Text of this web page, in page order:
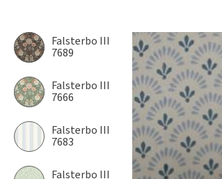
Falsterbo III
7689
Falsterbo III
7666
Falsterbo III
7683
Falsterbo III